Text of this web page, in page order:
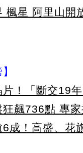
楓星 阿里山開
！「斷交19
狂飆736點 專
6成！高盛、花